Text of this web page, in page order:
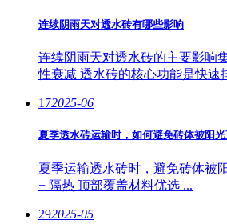
连续阴雨天对透水砖有哪些影响
连续阴雨天对透水砖的主要影响
性衰减 透水砖的核心功能是快速
172025-06
夏季透水砖运输时，如何避免砖体被阳光
夏季运输透水砖时，避免砖体被
+ 隔热 顶部覆盖材料优选 ...
292025-05